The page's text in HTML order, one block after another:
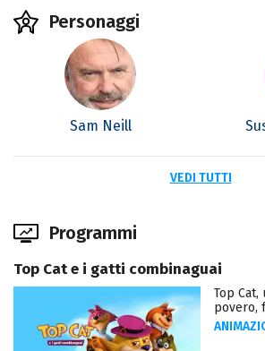
Personaggi
Sam Neill
VEDI TUTTI
Programmi
Top Cat e i gatti combinaguai
Top
povero,